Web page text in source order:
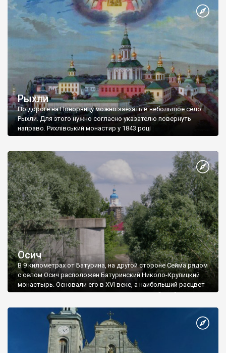
Владимир строил крепости на Десне.
Рыхли
По дороге на Понорницу можно заехать в небольшое село
Рыхли. Для этого нужно согласно указателю повернуть
направо. Рихлівський монастир у 1843 році
Осич
В 9 километрах от Батурина, на другой стороне Сейма рядом
с селом Осич расположен Батуринский Николо-Крупицкий
монастырь. Основали его в XVI веке, а наибольший расцвет
монастыря пришелся на период гетманства Самойловича и
поддержку обители.